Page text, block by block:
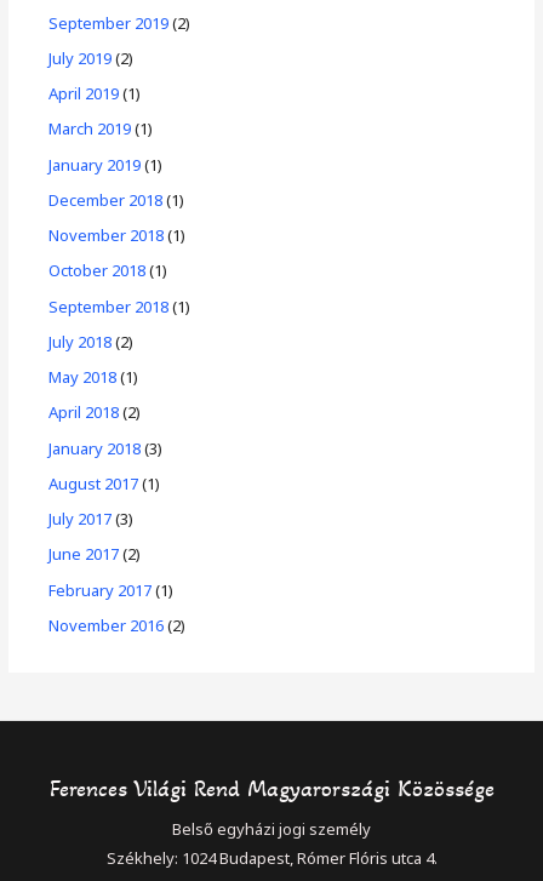
September 2019(2)
July 2019(2)
April 2019(1)
March 2019(1)
January 2019(1)
December 2018(1)
November 2018(1)
October 2018(1)
September 2018(1)
July 2018(2)
May 2018(1)
April 2018(2)
January 2018(3)
August 2017(1)
July 2017(3)
June 2017(2)
February 2017(1)
November 2016(2)
Ferences Világi Rend Magyarországi Közössége
Belső egyházi jogi személy
Székhely: 1024 Budapest, Rómer Flóris utca 4.